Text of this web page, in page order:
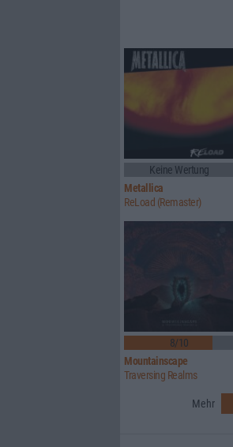
Keine Wertung
Metallica
ReLoad (Remaster)
8/10
Mountainscape
Traversing Realms
Mehr